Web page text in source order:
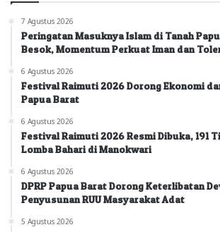
7 Agustus 2026
Peringatan Masuknya Islam di Tanah
Besok, Momentum Perkuat Iman dan
6 Agustus 2026
Festival Raimuti 2026 Dorong Ekonomi
Papua Barat
6 Agustus 2026
Festival Raimuti 2026 Resmi Dibuka, 191
Lomba Bahari di Manokwari
6 Agustus 2026
DPRP Papua Barat Dorong Keterlibatan
Penyusunan RUU Masyarakat Adat
5 Agustus 2026